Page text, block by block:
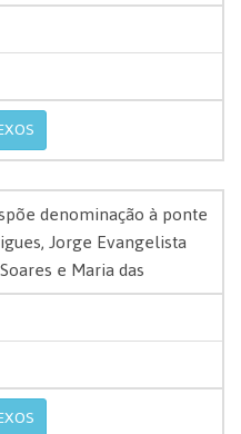
denominação à ponte
Jorge Evangelista
e Maria das